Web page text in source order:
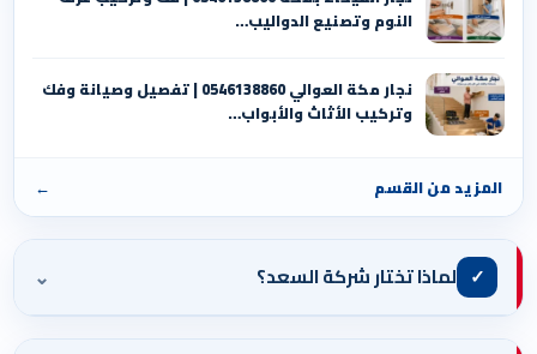
النوم وتصنيع الدواليب…
نجار مكة العوالي 0546138860⁩ | تفصيل وصيانة وفك
وتركيب الأثاث والأبواب…
المزيد من القسم ←
✓ لماذا تختار شركة السعد؟ ⌄